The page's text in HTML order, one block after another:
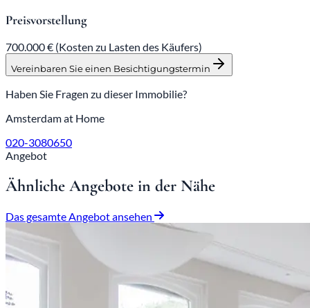
Preisvorstellung
700.000 € (Kosten zu Lasten des Käufers)
Vereinbaren Sie einen Besichtigungstermin
Haben Sie Fragen zu dieser Immobilie?
Amsterdam at Home
020-3080650
Angebot
Ähnliche Angebote in der Nähe
Das gesamte Angebot ansehen